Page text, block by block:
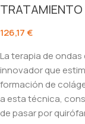
TRATAMIENTO
126,17€
La terapia de
innovador que
formación de
a esta técnica,
de pasar por